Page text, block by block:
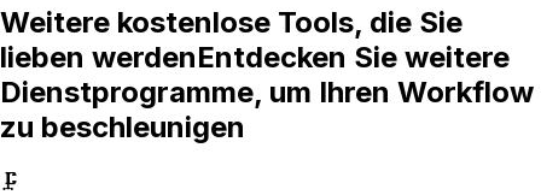
Weitere kostenlose Tools, die Sie
lieben werdenEntdecken Sie weitere
Dienstprogramme, um Ihren Workflow
zu beschleunigen
🗜️